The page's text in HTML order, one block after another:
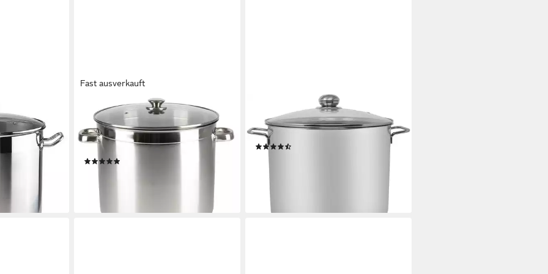
Glasdeckel
bei dir
Fast ausverkauft
BURI
Kochtopf Edelstahl-Kochtopf 20 Liter
mit Glasdeckel Suppentopf
Gulaschtopf, Edelstahl
lieferbar - in 4-5 Werktagen bei dir
Kochtopf, Edelstahl (1-tlg), für
Induktions-Kochfelder geeignet
ab 50,99 €